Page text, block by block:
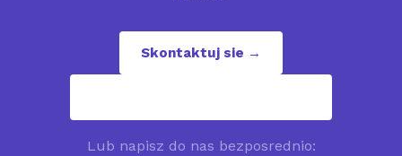
Skontaktuj sie →
Lub napisz do nas bezposrednio: